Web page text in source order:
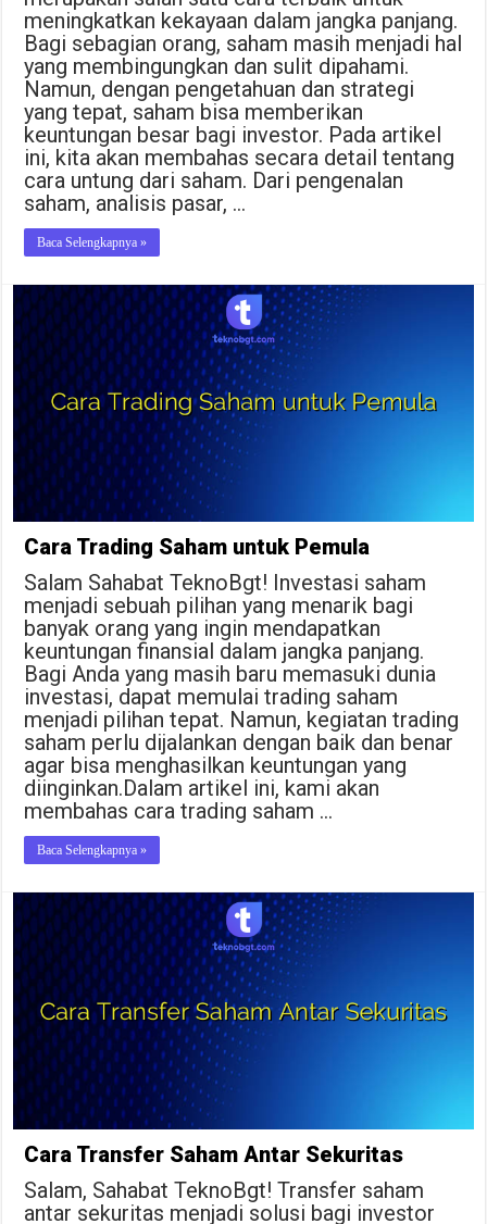
meningkatkan kekayaan dalam jangka panjang.
Bagi sebagian orang, saham masih menjadi hal
yang membingungkan dan sulit dipahami.
Namun, dengan pengetahuan dan strategi
yang tepat, saham bisa memberikan
keuntungan besar bagi investor. Pada artikel
ini, kita akan membahas secara detail tentang
cara untung dari saham. Dari pengenalan
saham, analisis pasar, …
Baca Selengkapnya »
Cara Trading Saham untuk Pemula
Salam Sahabat TeknoBgt! Investasi saham
menjadi sebuah pilihan yang menarik bagi
banyak orang yang ingin mendapatkan
keuntungan finansial dalam jangka panjang.
Bagi Anda yang masih baru memasuki dunia
investasi, dapat memulai trading saham
menjadi pilihan tepat. Namun, kegiatan trading
saham perlu dijalankan dengan baik dan benar
agar bisa menghasilkan keuntungan yang
diinginkan.Dalam artikel ini, kami akan
membahas cara trading saham …
Baca Selengkapnya »
Cara Transfer Saham Antar Sekuritas
Salam, Sahabat TeknoBgt! Transfer saham
antar sekuritas menjadi solusi bagi investor